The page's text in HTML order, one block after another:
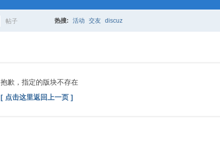
帖子
索
热搜: 活动 交友 discuz
抱歉，指定的版块不存在
[ 点击这里返回上一页 ]